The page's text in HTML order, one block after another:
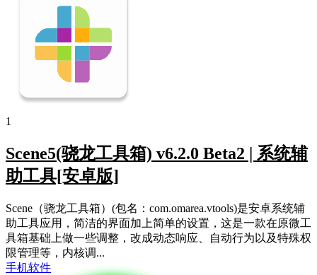
1
Scene5(骁龙工具箱) v6.2.0 Beta2 | 系统辅
助工具[安卓版]
Scene（骁龙工具箱）(包名：com.omarea.vtools)是安卓系统辅
助工具应用，简洁的界面加上简单的设置，这是一款在原微工
具箱基础上做一些调整，改成动态响应、自动行为以及特殊权
限管理等，内核调...
手机软件